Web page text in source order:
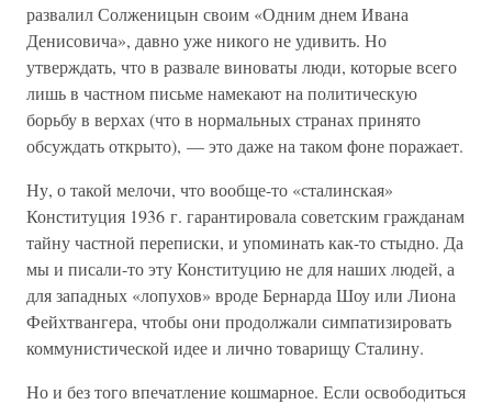
развалил Солженицын своим «Одним днем Ивана
Денисовича», давно уже никого не удивить. Но
утверждать, что в развале виноваты люди, которые всего
лишь в частном письме намекают на политическую
борьбу в верхах (что в нормальных странах принято
обсуждать открыто), — это даже на таком фоне поражает.
Ну, о такой мелочи, что вообще-то «сталинская»
Конституция 1936 г. гарантировала советским гражданам
тайну частной переписки, и упоминать как-то стыдно. Да
мы и писали-то эту Конституцию не для наших людей, а
для западных «лопухов» вроде Бернарда Шоу или Лиона
Фейхтвангера, чтобы они продолжали симпатизировать
коммунистической идее и лично товарищу Сталину.
Но и без того впечатление кошмарное. Если освободиться